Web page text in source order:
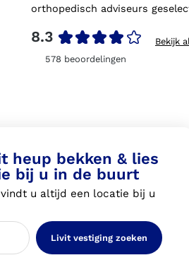
orthopedisch adviseurs
8.3
578 beoordelingen
Bekijk
heup bekken & lies
bij u in de buurt
u altijd een locatie bij u
Livit vestiging zoeken